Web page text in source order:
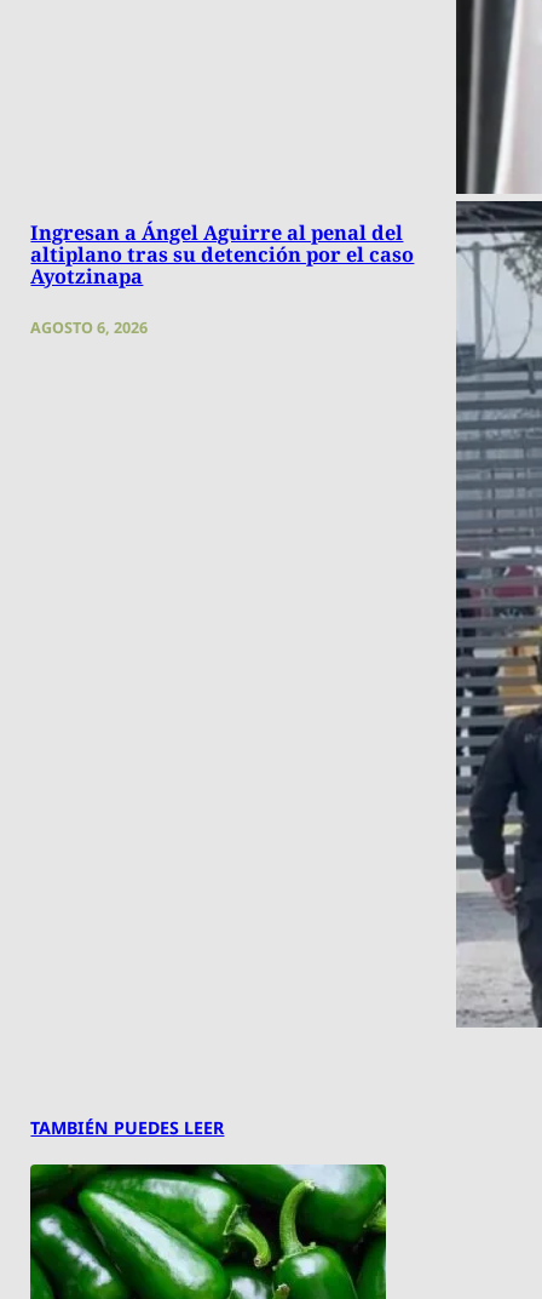
Ingresan a Ángel Aguirre al penal del
altiplano tras su detención por el caso
Ayotzinapa
AGOSTO 6, 2026
TAMBIÉN PUEDES LEER